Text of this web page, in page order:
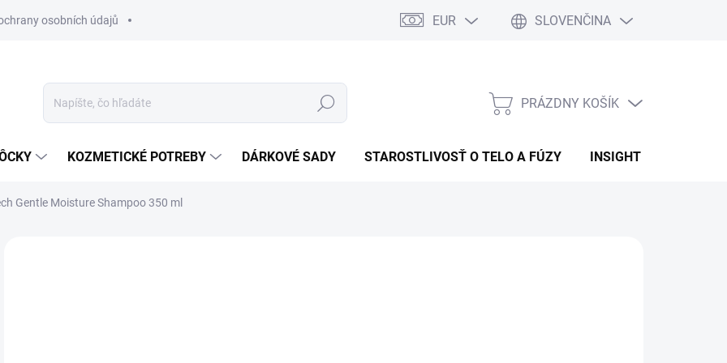
osobních údajů EUR SLOVENČINA
Hľadať
NÁKUPNÝ
PRÁZDNY KOŠÍK
KOZMETICKÉ POTREBY DÁRKOVÉ SADY STAROSTLIVOSŤ O TELO A FÚZY INSIGHT
Gentle Moisture Shampoo 350 ml